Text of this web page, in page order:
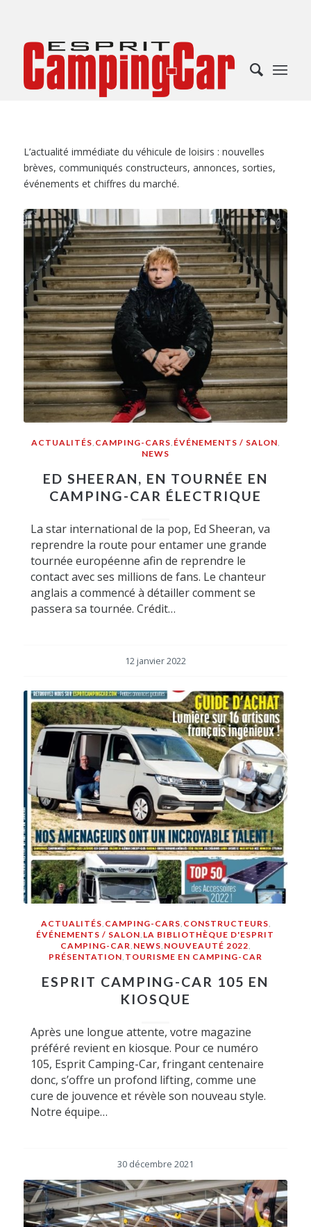
L’actualité immédiate du véhicule de loisirs : nouvelles
brèves, communiqués constructeurs, annonces, sorties,
événements et chiffres du marché.
ACTUALITÉS CAMPING-CARS ÉVÉNEMENTS / SALON
NEWS
ED SHEERAN, EN TOURNÉE EN
CAMPING-CAR ÉLECTRIQUE
La star international de la pop, Ed Sheeran, va
reprendre la route pour entamer une grande
tournée européenne afin de reprendre le
contact avec ses millions de fans. Le chanteur
anglais a commencé à détailler comment se
passera sa tournée. Crédit…
12 janvier 2022
ACTUALITÉS, CAMPING-CARS, CONSTRUCTEURS,
ÉVÉNEMENTS / SALON, LA BIBLIOTHÈQUE D'ESPRIT
CAMPING-CAR, NEWS, NOUVEAUTÉ 2022,
PRÉSENTATION, TOURISME EN CAMPING-CAR
ESPRIT CAMPING-CAR 105 EN
KIOSQUE
Après une longue attente, votre magazine
préféré revient en kiosque. Pour ce numéro
105, Esprit Camping-Car, fringant centenaire
donc, s’offre un profond lifting, comme une
cure de jouvence et révèle son nouveau style.
Notre équipe…
30 décembre 2021